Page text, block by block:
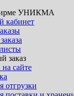
УНИКМА
кабинет
заказ
сайте
отгрузки